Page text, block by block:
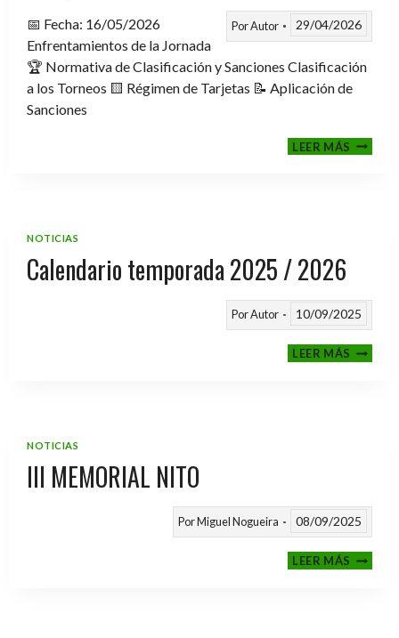
PorAutor 29/04/2026
📅 Fecha: 16/05/2026
Enfrentamientos de la Jornada
🏆 Normativa de Clasificación y Sanciones Clasificación
a los Torneos 🟨 Régimen de Tarjetas 📝 Aplicación de
Sanciones
LEER MÁSFASE
NOTICIAS
Calendario temporada 2025 / 2026
PorAutor 10/09/2025
LEER MÁS
NOTICIAS
III MEMORIAL NITO
PorMiguel Nogueira 08/09/2025
LEER MÁSIII